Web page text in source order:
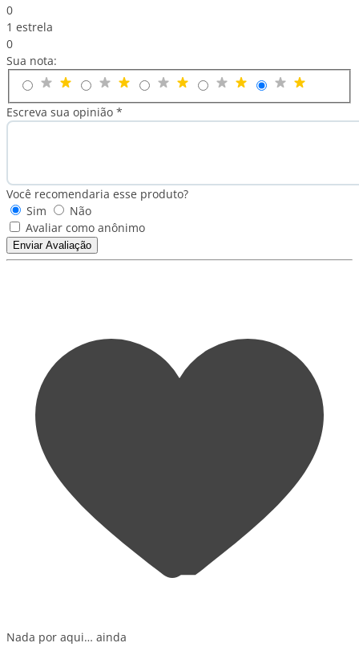
0
1 estrela
0
Sua nota:
Escreva sua opinião *
Você recomendaria esse produto?
Sim
Não
Avaliar como anônimo
Enviar Avaliação
Nada por aqui… ainda